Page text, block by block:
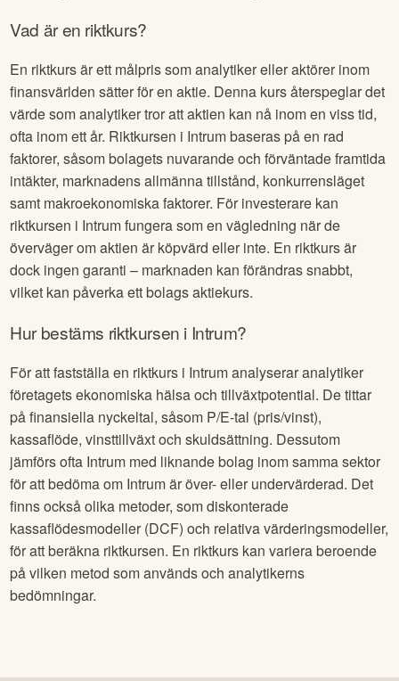
Vad är en riktkurs?
En riktkurs är ett målpris som analytiker eller aktörer inom
finansvärlden sätter för en aktie. Denna kurs återspeglar det
värde som analytiker tror att aktien kan nå inom en viss tid,
ofta inom ett år. Riktkursen i Intrumbaseras på en rad
faktorer, såsom bolagets nuvarande och förväntade framtida
intäkter, marknadens allmänna tillstånd, konkurrensläget
samt makroekonomiska faktorer. För investerare kan
riktkursen i Intrumfungera som en vägledning när de
överväger om aktien är köpvärd eller inte. En riktkurs är
dock ingen garanti – marknaden kan förändras snabbt,
vilket kan påverka ett bolags aktiekurs.
Hur bestäms riktkursen i Intrum?
För att fastställa en riktkurs i Intrumanalyserar analytiker
företagets ekonomiska hälsa och tillväxtpotential. De tittar
på finansiella nyckeltal, såsom P/E-tal (pris/vinst),
kassaflöde, vinsttillväxt och skuldsättning. Dessutom
jämförs ofta Intrum med liknande bolag inom samma sektor
för att bedöma om Intrumär över- eller undervärderad. Det
finns också olika metoder, som diskonterade
kassaflödesmodeller (DCF) och relativa värderingsmodeller,
för att beräkna riktkursen. En riktkurs kan variera beroende
på vilken metod som används och analytikerns
bedömningar.